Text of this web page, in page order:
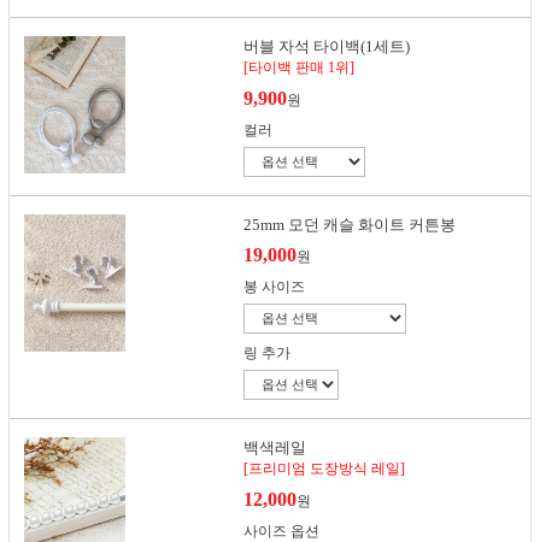
버블 자석 타이백(1세트)
[타이백 판매 1위]
9,900원
컬러
25mm 모던 캐슬 화이트 커튼봉
19,000원
봉 사이즈
링 추가
백색레일
[프리미엄 도장방식 레일]
12,000원
사이즈 옵션